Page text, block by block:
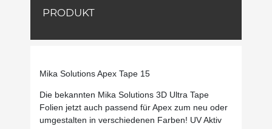
PRODUKT
Mika Solutions Apex Tape 15
Die bekannten Mika Solutions 3D Ultra Tape
Folien jetzt auch passend für Apex zum neu oder
umgestalten in verschiedenen Farben! UV Aktiv